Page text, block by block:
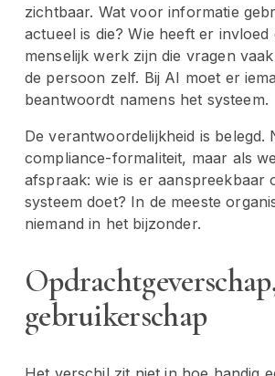
zichtbaar. Wat voor informatie
actueel is die? Wie heeft er invloed
menselijk werk zijn die vragen
de persoon zelf. Bij AI moet er
beantwoordt namens het systeem.
De verantwoordelijkheid is belegd.
compliance-formaliteit, maar als
afspraak: wie is er aanspreekbaar
systeem doet? In de meeste
niemand in het bijzonder.
gebruikerschap